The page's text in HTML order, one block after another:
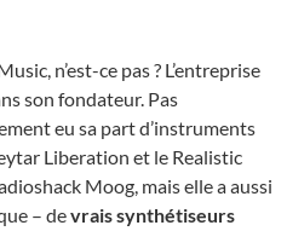
n’est-ce pas ? L’entreprise
son fondateur. Pas
eu sa part d’instruments
Liberation et le Realistic
Moog, mais elle a aussi
– devrais synthétiseurs